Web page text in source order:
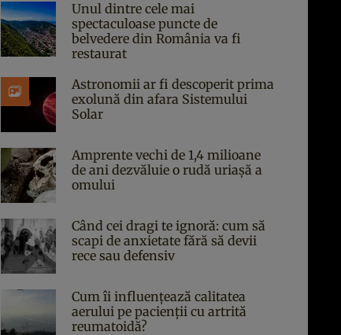
Unul dintre cele mai
spectaculoase puncte de
belvedere din România va fi
restaurat
Astronomii ar fi descoperit prima
exolună din afara Sistemului
Solar
Amprente vechi de 1,4 milioane
de ani dezvăluie o rudă uriașă a
omului
Când cei dragi te ignoră: cum să
scapi de anxietate fără să devii
rece sau defensiv
Cum îi influențează calitatea
aerului pe pacienții cu artrită
reumatoidă?